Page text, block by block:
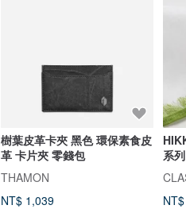
樹葉皮革卡夾 黑色 環保素食皮
革 卡片夾 零錢包
THAMON
NT$ 1,039
系